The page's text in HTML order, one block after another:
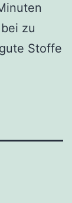
zu
Stoffe